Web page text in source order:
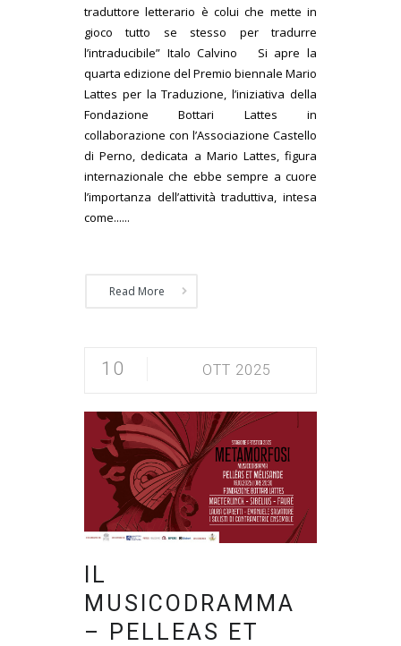
traduttore letterario è colui che mette in
gioco tutto se stesso per tradurre
l’intraducibile” Italo Calvino Si apre la
quarta edizione del Premio biennale Mario
Lattes per la Traduzione, l’iniziativa della
Fondazione Bottari Lattes in
collaborazione con l’Associazione Castello
di Perno, dedicata a Mario Lattes, figura
internazionale che ebbe sempre a cuore
l’importanza dell’attività traduttiva, intesa
come......
Read More
10 OTT 2025
IL
MUSICODRAMMA
– PELLEAS ET